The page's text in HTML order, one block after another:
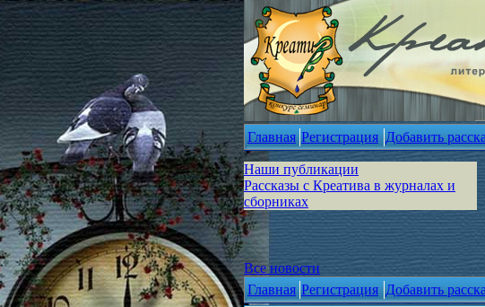
Главная Регистрация Добавить
Наши публикации
Рассказы с Креатива в журналах и
сборниках
Все новости
Главная Регистрация Добавить